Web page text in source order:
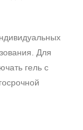
Для
гель с